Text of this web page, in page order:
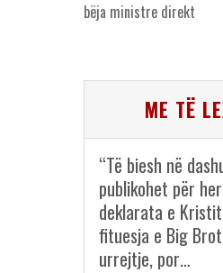
bëja ministre direkt
ME TË
“Të biesh në
publikohet për
deklarata e
fituesja e Big
urrejtje, por…